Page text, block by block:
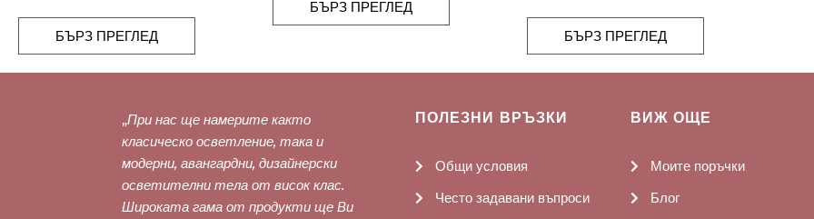
БЪРЗ ПРЕГЛЕД
БЪРЗ ПРЕГЛЕД
БЪРЗ ПРЕГЛЕД
„При нас ще намерите както
класическо осветление, така и
модерни, авангардни, дизайнерски
осветителни тела от висок клас.
Широката гама от продукти ще Ви
ПОЛЕЗНИ ВРЪЗКИ
Общи условия
Често задавани въпроси
ВИЖ ОЩЕ
Моите поръчки
Блог